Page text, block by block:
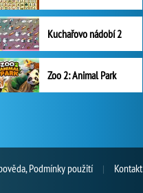
Kuchařovo nádobí 2
Zoo 2: Animal Park
Podmínky použití Kontakt